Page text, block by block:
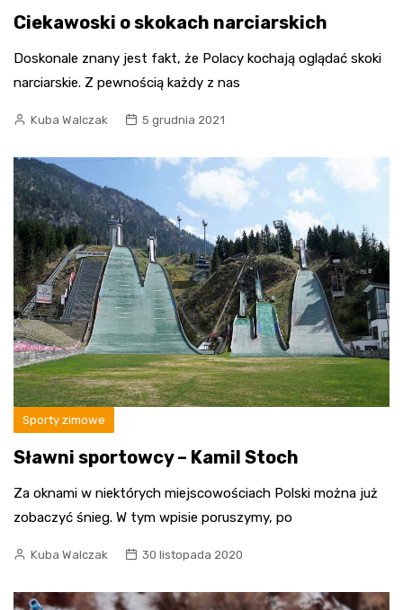
Ciekawoski o skokach narciarskich
Doskonale znany jest fakt, że Polacy kochają oglądać skoki
narciarskie. Z pewnością każdy z nas
Kuba Walczak 5 grudnia 2021
Sporty zimowe
Sławni sportowcy – Kamil Stoch
Za oknami w niektórych miejscowościach Polski można już
zobaczyć śnieg. W tym wpisie poruszymy, po
Kuba Walczak 30 listopada 2020